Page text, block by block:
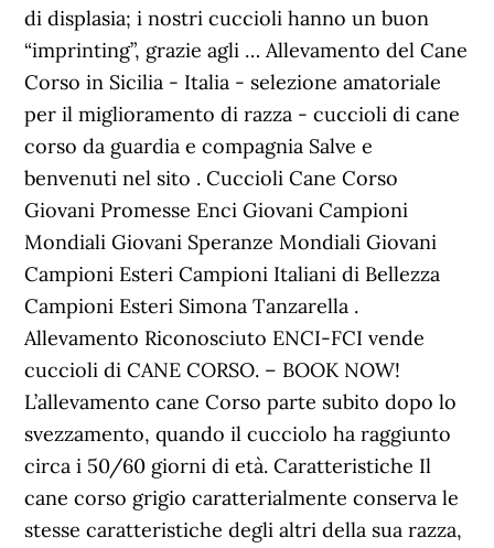
di displasia; i nostri cuccioli hanno un buon
“imprinting”, grazie agli … Allevamento del Cane
Corso in Sicilia - Italia - selezione amatoriale
per il miglioramento di razza - cuccioli di cane
corso da guardia e compagnia Salve e
benvenuti nel sito . Cuccioli Cane Corso
Giovani Promesse Enci Giovani Campioni
Mondiali Giovani Speranze Mondiali Giovani
Campioni Esteri Campioni Italiani di Bellezza
Campioni Esteri Simona Tanzarella .
Allevamento Riconosciuto ENCI-FCI vende
cuccioli di CANE CORSO. – BOOK NOW!
L’allevamento cane Corso parte subito dopo lo
svezzamento, quando il cucciolo ha raggiunto
circa i 50/60 giorni di età. Caratteristiche Il
cane corso grigio caratterialmente conserva le
stesse caratteristiche degli altri della sua razza,